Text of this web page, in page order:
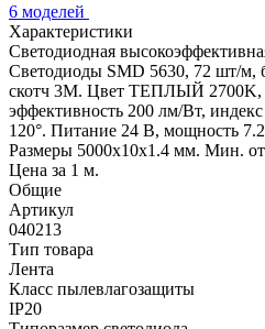
6 моделей
Характеристики
Светодиодная
Светодиоды SMD 5630, 72 шт/м,
скотч 3M. Цвет ТЕПЛЫЙ 2700K,
эффективность 200 лм/Вт,
120°. Питание 24 В, мощность
Размеры 5000x10x1.4 мм. Мин.
Цена за 1 м.
Общие
Артикул
040213
Тип товара
Лента
Класс пылевлагозащиты
IP20